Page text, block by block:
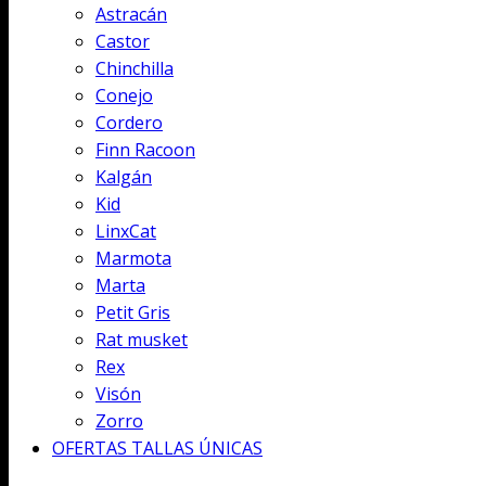
Astracán
Castor
Chinchilla
Conejo
Cordero
Finn Racoon
Kalgán
Kid
LinxCat
Marmota
Marta
Petit Gris
Rat musket
Rex
Visón
Zorro
OFERTAS TALLAS ÚNICAS